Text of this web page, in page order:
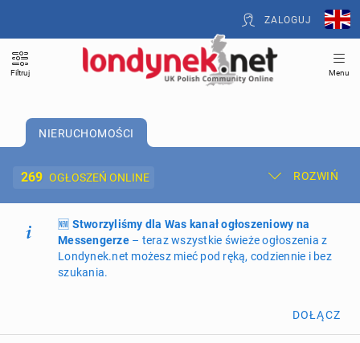
ZALOGUJ
Filtruj Menu
NIERUCHOMOŚCI
269 OGŁOSZEŃ ONLINE ROZWIŃ
Dodaj ogłoszenie Moje ogłoszenia
Oferta i cennik ogłoszeń
🆕 Stworzyliśmy dla Was kanał ogłoszeniowy na
Messengerze– teraz wszystkie świeże ogłoszenia z
Londynek.net możesz mieć pod ręką, codziennie i bez
szukania.
DOŁĄCZ